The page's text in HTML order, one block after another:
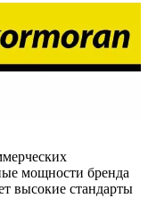
мощности бренда
высокие стандарты